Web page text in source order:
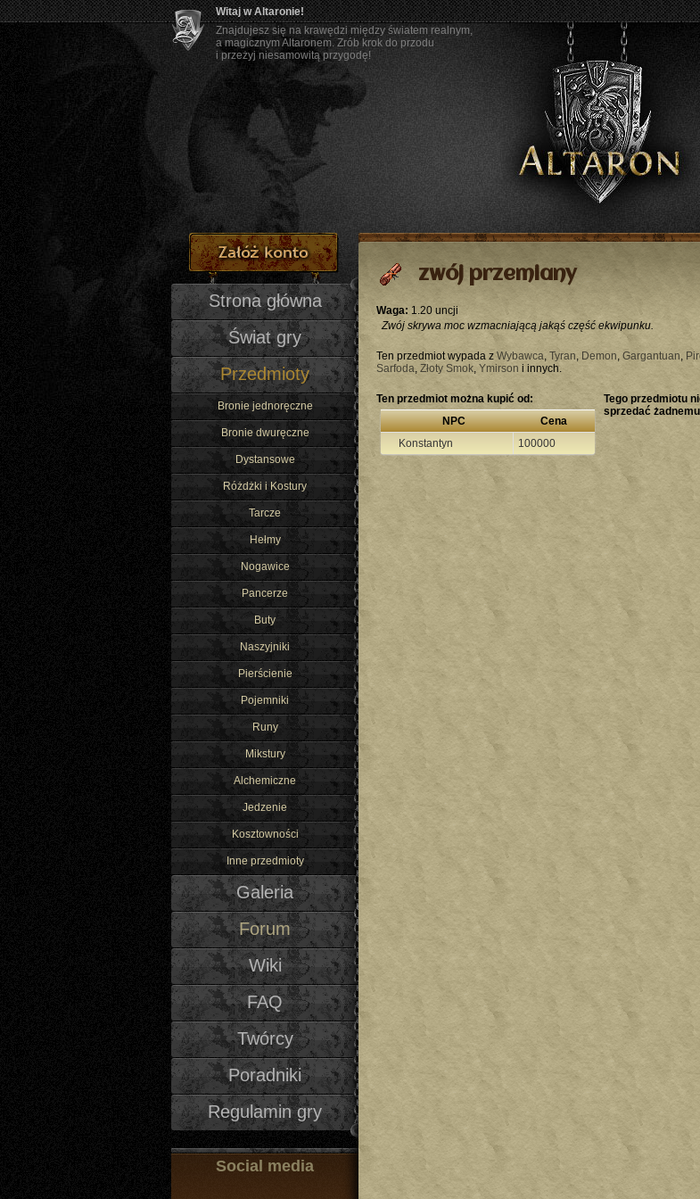
Witaj w Altaronie!
Znajdujesz się na krawędzi między światem realnym,
a magicznym Altaronem. Zrób krok do przodu
i przeżyj niesamowitą przygodę!
Strona główna
Świat gry
Przedmioty
Bronie jednoręczne
Bronie dwuręczne
Dystansowe
Różdżki i Kostury
Tarcze
Hełmy
Nogawice
Pancerze
Buty
Naszyjniki
Pierścienie
Pojemniki
Runy
Mikstury
Alchemiczne
Jedzenie
Kosztowności
Inne przedmioty
Galeria
Forum
Wiki
FAQ
Twórcy
Poradniki
Regulamin gry
Social media
zwój przemiany
Waga: 1.20 uncji
Zwój skrywa moc wzmacniającą jakąś część ekwipunku.
Ten przedmiot wypada z Wybawca, Tyran, Demon, Gargantuan,
Sarfoda, Złoty Smok, Ymirson i innych.
Ten przedmiot można kupić od:
NPC
Cena
Konstantyn
100000
Tego przedmiotu
sprzedać